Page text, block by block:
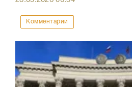
Комментарии